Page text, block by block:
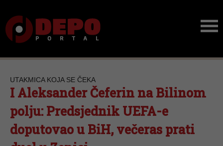
UTAKMICA KOJA SE ČEKA
I Aleksander Čeferin na Bilinom
polju: Predsjednik UEFA-e
doputovao u BiH, večeras prati